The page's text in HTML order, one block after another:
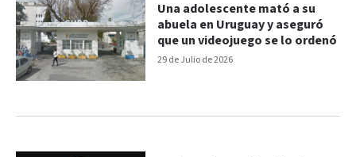
29 de Julio de 2026
Una adolescente mató a su
abuela en Uruguay y aseguró
que un videojuego se lo ordenó